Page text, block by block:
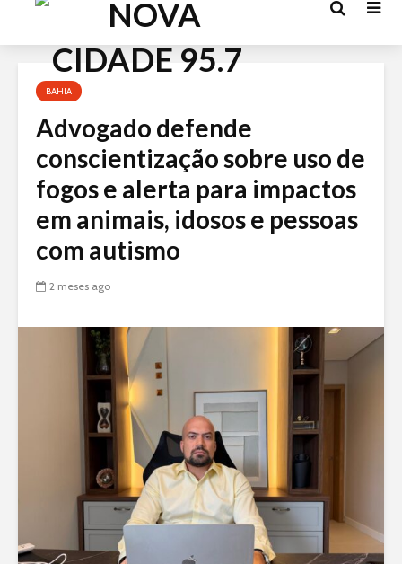
Acessar
conteúdoBAHIA
Advogado defende
conscientização sobre uso de
fogos e alerta para impactos
em animais, idosos e pessoas
com autismo
2 meses ago